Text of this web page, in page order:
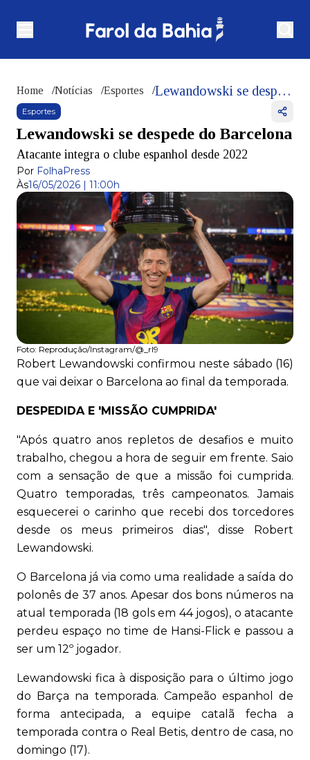
Home /Notícias /Esportes / Lewandowski se despede do Barcelona
Esportes
Lewandowski se despede do Barcelona
Atacante integra o clube espanhol desde 2022
Por FolhaPress
Às16/05/2026 | 11:00h
Foto: Reprodução/Instagram/@_rl9
Robert Lewandowski confirmou neste sábado (16)
que vai deixar o Barcelona ao final da temporada.
DESPEDIDA E 'MISSÃO CUMPRIDA'
"Após quatro anos repletos de desafios e muito
trabalho, chegou a hora de seguir em frente. Saio
com a sensação de que a missão foi cumprida.
Quatro temporadas, três campeonatos. Jamais
esquecerei o carinho que recebi dos torcedores
desde os meus primeiros dias", disse Robert
Lewandowski.
O Barcelona já via como uma realidade a saída do
polonês de 37 anos. Apesar dos bons números na
atual temporada (18 gols em 44 jogos), o atacante
perdeu espaço no time de Hansi-Flick e passou a
ser um 12º jogador.
Lewandowski fica à disposição para o último jogo
do Barça na temporada. Campeão espanhol de
forma antecipada, a equipe catalã fecha a
temporada contra o Real Betis, dentro de casa, no
domingo (17).